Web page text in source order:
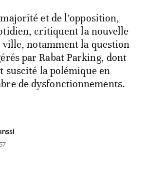
et de l’opposition,
critiquent la nouvelle
notamment la question
par Rabat Parking, dont
suscité la polémique en
de dysfonctionnements.